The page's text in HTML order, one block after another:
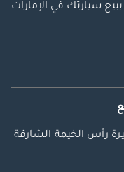
سيارتك في الإمارات
رأس الخيمة الشارقة